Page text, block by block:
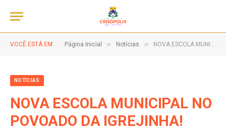
VOCÊ ESTÁ EM: Página Inicial » Notícias » NOVA ESCOLA MUNICIPAL NO POVOADO DA IGREJINHA!
NOTÍCIAS
NOVA ESCOLA MUNICIPAL NO
POVOADO DA IGREJINHA!